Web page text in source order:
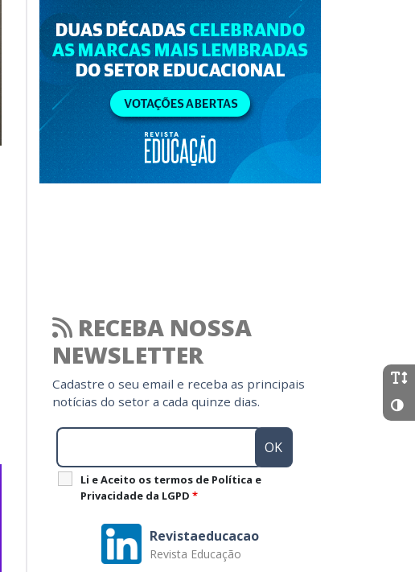
RECEBA NOSSA
NEWSLETTER
Cadastre o seu email e receba as principais
notícias do setor a cada quinze dias.
Li e Aceito os termos de Política e
Privacidade da LGPD *
Revistaeducacao
Revista Educação